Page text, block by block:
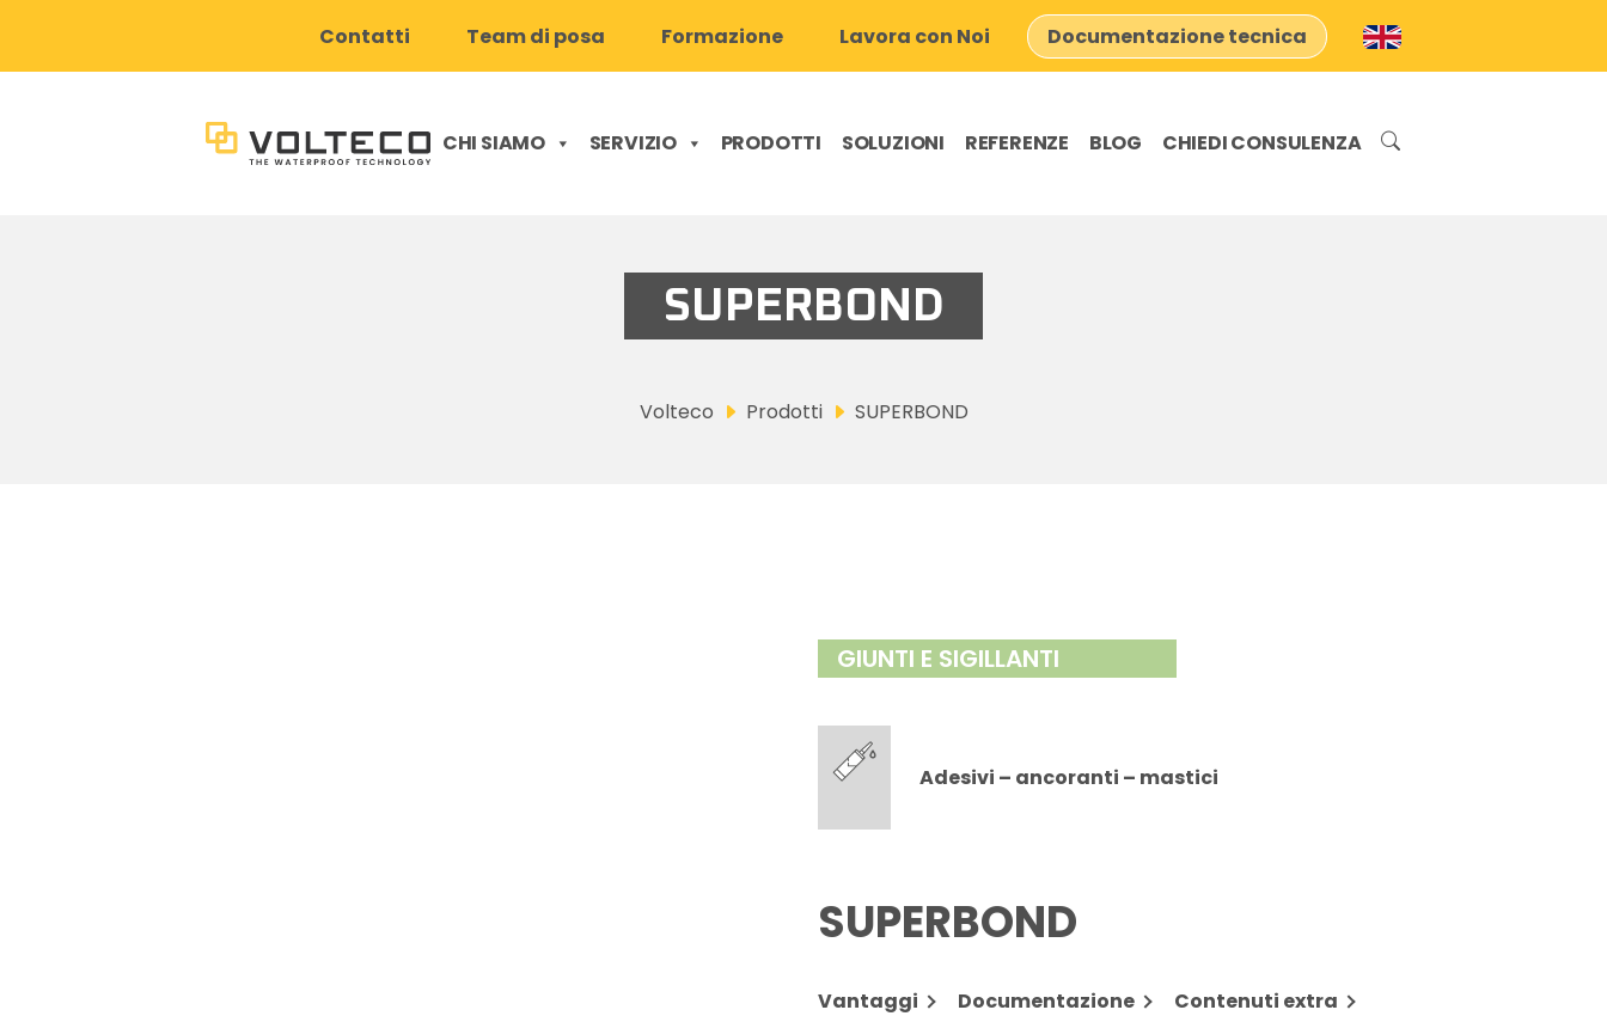
Contatti Team di posa Formazione Lavora con Noi Documentazione tecnica
CHI SIAMO SERVIZIO PRODOTTI SOLUZIONI REFERENZE BLOG CHIEDI CONSULENZA
SUPERBOND
Volteco Prodotti SUPERBOND
GIUNTI E SIGILLANTI
Adesivi – ancoranti – mastici
SUPERBOND
Vantaggi Documentazione Contenuti extra